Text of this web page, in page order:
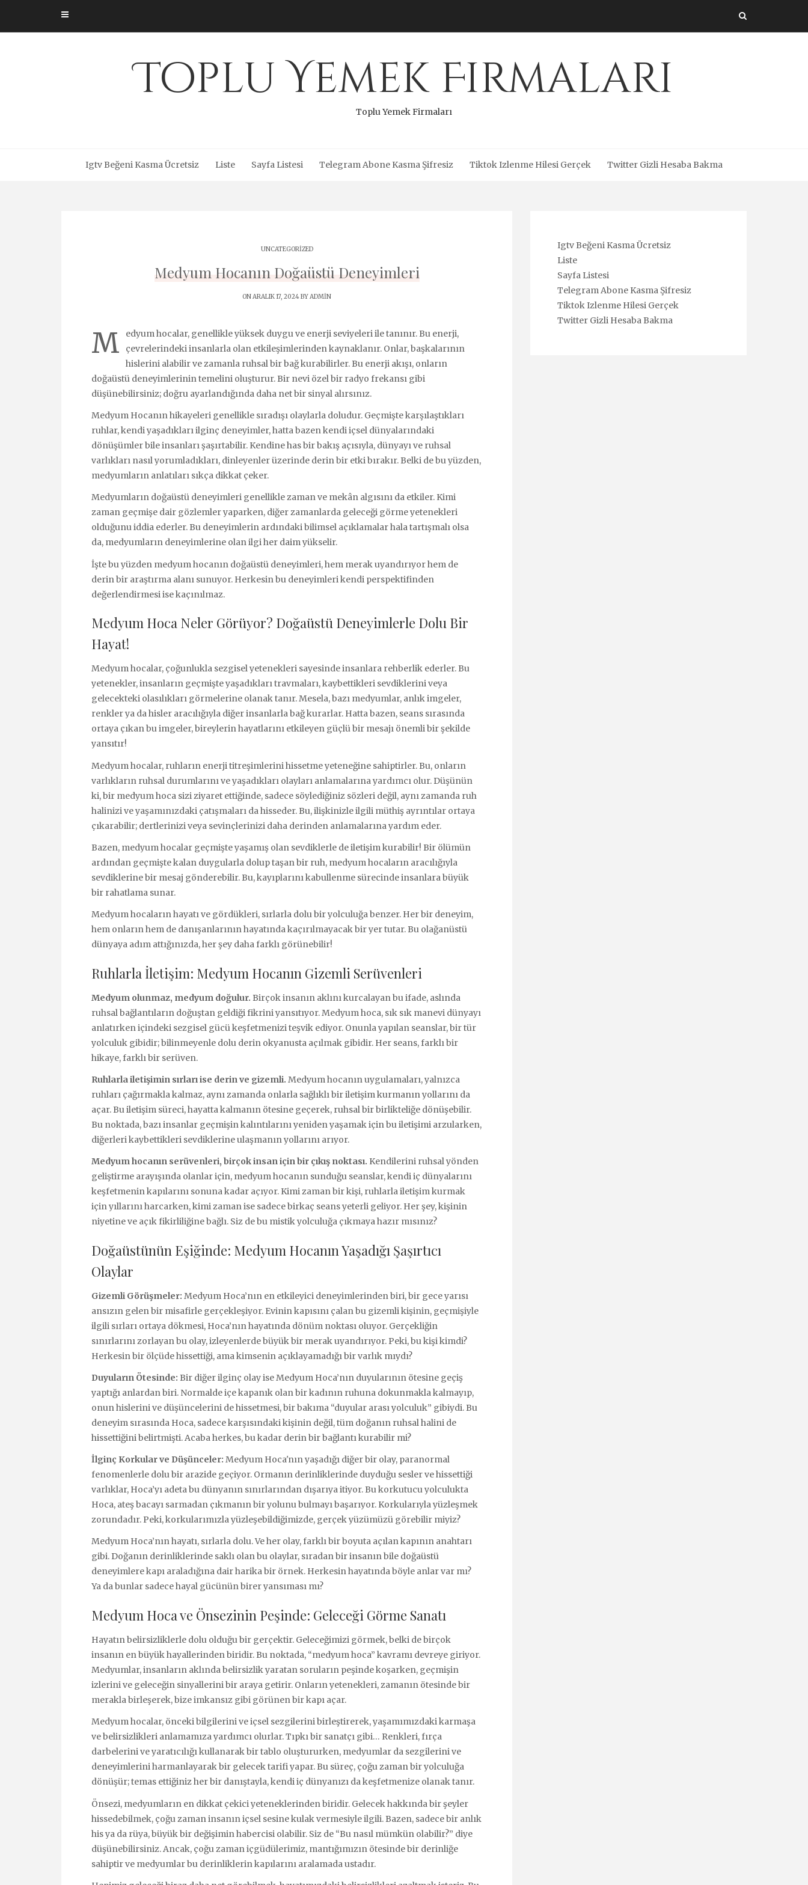
content
Toplu Yemek Firmaları
Toplu Yemek Firmaları
Igtv Beğeni Kasma Ücretsiz Liste Sayfa Listesi Telegram Abone Kasma Şifresiz Tiktok Izlenme Hilesi Gerçek Twitter Gizli Hesaba Bakma
UNCATEGORIZED
Medyum Hocanın Doğaüstü Deneyimleri
ON ARALIK 17, 2024 BYADMIN
M
edyum hocalar, genellikle yüksek duygu ve enerji seviyeleri ile tanınır. Bu enerji,
çevrelerindeki insanlarla olan etkileşimlerinden kaynaklanır. Onlar, başkalarının
hislerini alabilir ve zamanla ruhsal bir bağ kurabilirler. Bu enerji akışı, onların
doğaüstü deneyimlerinin temelini oluşturur. Bir nevi özel bir radyo frekansı gibi
düşünebilirsiniz; doğru ayarlandığında daha net bir sinyal alırsınız.
Medyum Hocanın hikayeleri genellikle sıradışı olaylarla doludur. Geçmişte karşılaştıkları
ruhlar, kendi yaşadıkları ilginç deneyimler, hatta bazen kendi içsel dünyalarındaki
dönüşümler bile insanları şaşırtabilir. Kendine has bir bakış açısıyla, dünyayı ve ruhsal
varlıkları nasıl yorumladıkları, dinleyenler üzerinde derin bir etki bırakır. Belki de bu yüzden,
medyumların anlatıları sıkça dikkat çeker.
Medyumların doğaüstü deneyimleri genellikle zaman ve mekân algısını da etkiler. Kimi
zaman geçmişe dair gözlemler yaparken, diğer zamanlarda geleceği görme yetenekleri
olduğunu iddia ederler. Bu deneyimlerin ardındaki bilimsel açıklamalar hala tartışmalı olsa
da, medyumların deneyimlerine olan ilgi her daim yükselir.
İşte bu yüzden medyum hocanın doğaüstü deneyimleri, hem merak uyandırıyor hem de
derin bir araştırma alanı sunuyor. Herkesin bu deneyimleri kendi perspektifinden
değerlendirmesi ise kaçınılmaz.
Medyum Hoca Neler Görüyor? Doğaüstü Deneyimlerle Dolu Bir
Hayat!
Medyum hocalar, çoğunlukla sezgisel yetenekleri sayesinde insanlara rehberlik ederler. Bu
yetenekler, insanların geçmişte yaşadıkları travmaları, kaybettikleri sevdiklerini veya
gelecekteki olasılıkları görmelerine olanak tanır. Mesela, bazı medyumlar, anlık imgeler,
renkler ya da hisler aracılığıyla diğer insanlarla bağ kurarlar. Hatta bazen, seans sırasında
ortaya çıkan bu imgeler, bireylerin hayatlarını etkileyen güçlü bir mesajı önemli bir şekilde
yansıtır!
Medyum hocalar, ruhların enerji titreşimlerini hissetme yeteneğine sahiptirler. Bu, onların
varlıkların ruhsal durumlarını ve yaşadıkları olayları anlamalarına yardımcı olur. Düşünün
ki, bir medyum hoca sizi ziyaret ettiğinde, sadece söylediğiniz sözleri değil, aynı zamanda ruh
halinizi ve yaşamınızdaki çatışmaları da hisseder. Bu, ilişkinizle ilgili müthiş ayrıntılar ortaya
çıkarabilir; dertlerinizi veya sevinçlerinizi daha derinden anlamalarına yardım eder.
Bazen, medyum hocalar geçmişte yaşamış olan sevdiklerle de iletişim kurabilir! Bir ölümün
ardından geçmişte kalan duygularla dolup taşan bir ruh, medyum hocaların aracılığıyla
sevdiklerine bir mesaj gönderebilir. Bu, kayıplarını kabullenme sürecinde insanlara büyük
bir rahatlama sunar.
Medyum hocaların hayatı ve gördükleri, sırlarla dolu bir yolculuğa benzer. Her bir deneyim,
hem onların hem de danışanlarının hayatında kaçırılmayacak bir yer tutar. Bu olağanüstü
dünyaya adım attığınızda, her şey daha farklı görünebilir!
Ruhlarla İletişim: Medyum Hocanın Gizemli Serüvenleri
Medyum olunmaz, medyum doğulur. Birçok insanın aklını kurcalayan bu ifade, aslında
ruhsal bağlantıların doğuştan geldiği fikrini yansıtıyor. Medyum hoca, sık sık manevi dünyayı
anlatırken içindeki sezgisel gücü keşfetmenizi teşvik ediyor. Onunla yapılan seanslar, bir tür
yolculuk gibidir; bilinmeyenle dolu derin okyanusta açılmak gibidir. Her seans, farklı bir
hikaye, farklı bir serüven.
Ruhlarla iletişimin sırları ise derin ve gizemli. Medyum hocanın uygulamaları, yalnızca
ruhları çağırmakla kalmaz, aynı zamanda onlarla sağlıklı bir iletişim kurmanın yollarını da
açar. Bu iletişim süreci, hayatta kalmanın ötesine geçerek, ruhsal bir birlikteliğe dönüşebilir.
Bu noktada, bazı insanlar geçmişin kalıntılarını yeniden yaşamak için bu iletişimi arzularken,
diğerleri kaybettikleri sevdiklerine ulaşmanın yollarını arıyor.
Medyum hocanın serüvenleri, birçok insan için bir çıkış noktası. Kendilerini ruhsal yönden
geliştirme arayışında olanlar için, medyum hocanın sunduğu seanslar, kendi iç dünyalarını
keşfetmenin kapılarını sonuna kadar açıyor. Kimi zaman bir kişi, ruhlarla iletişim kurmak
için yıllarını harcarken, kimi zaman ise sadece birkaç seans yeterli geliyor. Her şey, kişinin
niyetine ve açık fikirliliğine bağlı. Siz de bu mistik yolculuğa çıkmaya hazır mısınız?
Doğaüstünün Eşiğinde: Medyum Hocanın Yaşadığı Şaşırtıcı
Olaylar
Gizemli Görüşmeler: Medyum Hoca’nın en etkileyici deneyimlerinden biri, bir gece yarısı
ansızın gelen bir misafirle gerçekleşiyor. Evinin kapısını çalan bu gizemli kişinin, geçmişiyle
ilgili sırları ortaya dökmesi, Hoca’nın hayatında dönüm noktası oluyor. Gerçekliğin
sınırlarını zorlayan bu olay, izleyenlerde büyük bir merak uyandırıyor. Peki, bu kişi kimdi?
Herkesin bir ölçüde hissettiği, ama kimsenin açıklayamadığı bir varlık mıydı?
Duyuların Ötesinde: Bir diğer ilginç olay ise Medyum Hoca’nın duyularının ötesine geçiş
yaptığı anlardan biri. Normalde içe kapanık olan bir kadının ruhuna dokunmakla kalmayıp,
onun hislerini ve düşüncelerini de hissetmesi, bir bakıma “duyular arası yolculuk” gibiydi. Bu
deneyim sırasında Hoca, sadece karşısındaki kişinin değil, tüm doğanın ruhsal halini de
hissettiğini belirtmişti. Acaba herkes, bu kadar derin bir bağlantı kurabilir mi?
İlginç Korkular ve Düşünceler: Medyum Hoca'nın yaşadığı diğer bir olay, paranormal
fenomenlerle dolu bir arazide geçiyor. Ormanın derinliklerinde duyduğu sesler ve hissettiği
varlıklar, Hoca’yı adeta bu dünyanın sınırlarından dışarıya itiyor. Bu korkutucu yolculukta
Hoca, ateş bacayı sarmadan çıkmanın bir yolunu bulmayı başarıyor. Korkularıyla yüzleşmek
zorundadır. Peki, korkularımızla yüzleşebildiğimizde, gerçek yüzümüzü görebilir miyiz?
Medyum Hoca’nın hayatı, sırlarla dolu. Ve her olay, farklı bir boyuta açılan kapının anahtarı
gibi. Doğanın derinliklerinde saklı olan bu olaylar, sıradan bir insanın bile doğaüstü
deneyimlere kapı araladığına dair harika bir örnek. Herkesin hayatında böyle anlar var mı?
Ya da bunlar sadece hayal gücünün birer yansıması mı?
Medyum Hoca ve Önsezinin Peşinde: Geleceği Görme Sanatı
Hayatın belirsizliklerle dolu olduğu bir gerçektir. Geleceğimizi görmek, belki de birçok
insanın en büyük hayallerinden biridir. Bu noktada, “medyum hoca” kavramı devreye giriyor.
Medyumlar, insanların aklında belirsizlik yaratan soruların peşinde koşarken, geçmişin
izlerini ve geleceğin sinyallerini bir araya getirir. Onların yetenekleri, zamanın ötesinde bir
merakla birleşerek, bize imkansız gibi görünen bir kapı açar.
Medyum hocalar, önceki bilgilerini ve içsel sezgilerini birleştirerek, yaşamımızdaki karmaşa
ve belirsizlikleri anlamamıza yardımcı olurlar. Tıpkı bir sanatçı gibi… Renkleri, fırça
darbelerini ve yaratıcılığı kullanarak bir tablo oluştururken, medyumlar da sezgilerini ve
deneyimlerini harmanlayarak bir gelecek tarifi yapar. Bu süreç, çoğu zaman bir yolculuğa
dönüşür; temas ettiğiniz her bir danıştayla, kendi iç dünyanızı da keşfetmenize olanak tanır.
Önsezi, medyumların en dikkat çekici yeteneklerinden biridir. Gelecek hakkında bir şeyler
hissedebilmek, çoğu zaman insanın içsel sesine kulak vermesiyle ilgili. Bazen, sadece bir anlık
his ya da rüya, büyük bir değişimin habercisi olabilir. Siz de “Bu nasıl mümkün olabilir?” diye
düşünebilirsiniz. Ancak, çoğu zaman içgüdülerimiz, mantığımızın ötesinde bir derinliğe
sahiptir ve medyumlar bu derinliklerin kapılarını aralamada ustadır.
Igtv Beğeni Kasma Ücretsiz
Liste
Sayfa Listesi
Telegram Abone Kasma Şifresiz
Tiktok Izlenme Hilesi Gerçek
Twitter Gizli Hesaba Bakma